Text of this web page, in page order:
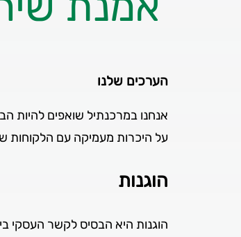
הערכים שלנו
אנחנו במרכנתיל שואפים להיות
על היכרות מעמיקה עם הלקוחות
הוגנות
הוגנות היא הבסיס לקשר העסקי